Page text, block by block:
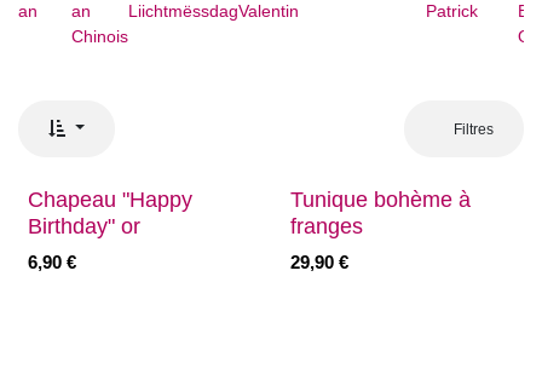
an
an
Chinois
LiichtmëssdagValentin
Patrick
Filtres
Chapeau "Happy
Birthday" or
6,90 €
Tunique bohème à
franges
29,90€